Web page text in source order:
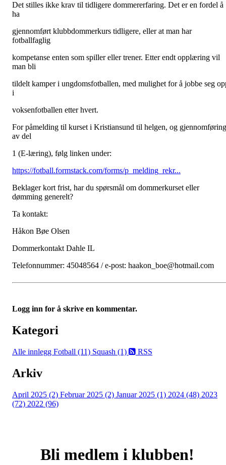
Det stilles ikke krav til tidligere dommererfaring. Det er en fordel å
ha
gjennomført klubbdommerkurs tidligere, eller at man har
fotballfaglig
kompetanse enten som spiller eller trener. Etter endt opplæring vil
man bli
tildelt kamper i ungdomsfotballen, med mulighet for å jobbe seg
i
voksenfotballen etter hvert.
For påmelding til kurset i Kristiansund til helgen, og gjennomføring
av del
1 (E-læring), følg linken under:
https://fotball.formstack.com/forms/p_melding_rekr...
Beklager kort frist, har du spørsmål om dommerkurset eller
dømming generelt?
Ta kontakt:
Håkon Bøe Olsen
Dommerkontakt Dahle IL
Telefonnummer: 45048564 / e-post: haakon_boe@hotmail.com
Logg inn for å skrive en kommentar.
Kategori
Alle innlegg Fotball (11) Squash (1) RSS
Arkiv
April 2025 (2) Februar 2025 (2) Januar 2025 (1) 2024 (48) 2023
(72) 2022 (96)
Bli medlem i klubben!